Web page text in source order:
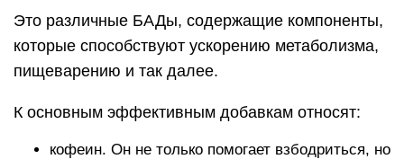
Это различные БАДы, содержащие компоненты,
которые способствуют ускорению метаболизма,
пищеварению и так далее.
К основным эффективным добавкам относят:
кофеин. Он не только помогает взбодриться, но